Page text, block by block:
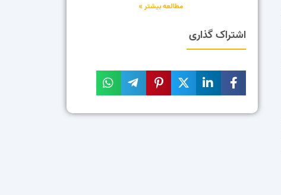
مطالعه بیشتر »
اشتراک گذاری